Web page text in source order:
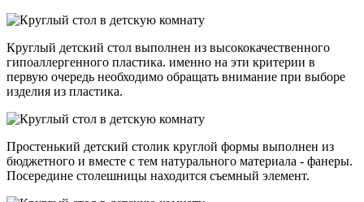
Круглый детский стол выполнен из высококачественного
гипоаллергенного пластика. именно на эти критерии в
первую очередь необходимо обращать внимание при выборе
изделия из пластика.
Простенький детский столик круглой формы выполнен из
бюджетного и вместе с тем натурального материала - фанеры.
Посередине столешницы находится съемный элемент.